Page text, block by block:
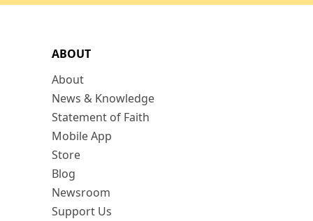
ABOUT
About
News & Knowledge
Statement of Faith
Mobile App
Store
Blog
Newsroom
Support Us